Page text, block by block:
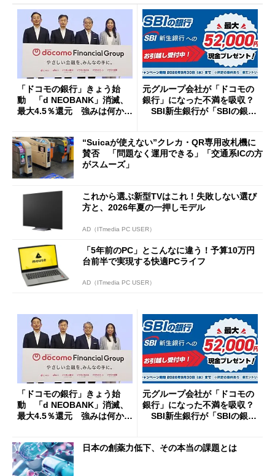
「ドコモの銀行」きょう始
動 「d NEOBANK」消滅、
最大4.5％還元 強みは何か解
元グループ会社が「ドコモの
銀行」になった不満を吸収？
SBI新生銀行が「SBIの銀
開催
“Suicaが使えない”クレカ・QR専用改札機に
賛否 「問題なく運用できる」「交通系ICの方
がスムーズ」
これから選ぶ新型TVはこれ！失敗しない選び
方と、2026年夏の一押しモデル
AD（ITmedia PC USER）
「5年前のPC」とこんなに違う！予算10万円
台前半で実現する快適PCライフ
AD（ITmedia PC USER）
「ドコモの銀行」きょう始
動 「d NEOBANK」消滅、
最大4.5％還元 強みは何か解
元グループ会社が「ドコモの
銀行」になった不満を吸収？
SBI新生銀行が「SBIの銀
開催
日本の創薬力低下、その本当の課題とは